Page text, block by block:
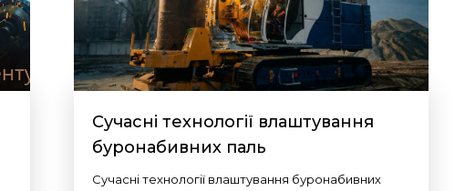
Сучасні технології влаштування
буронабивних паль
Сучасні технології влаштування буронабивних